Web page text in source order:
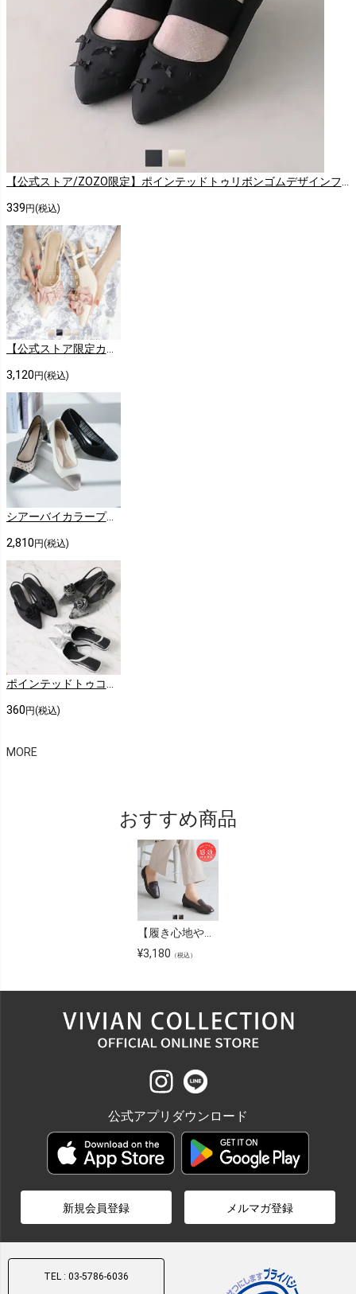
339 円(税込)
【公式ストア限定カラーあり】メニーリボンスリングバックパンプス
3,120 円(税込)
シアーバイカラープレートヒールパンプス
2,810円(税込)
360 円(税込)
MORE
おすすめ商品
¥3,180 （税込）
公式アプリダウンロード
新規会員登録 メルマガ登録
TEL : 03-5786-6036